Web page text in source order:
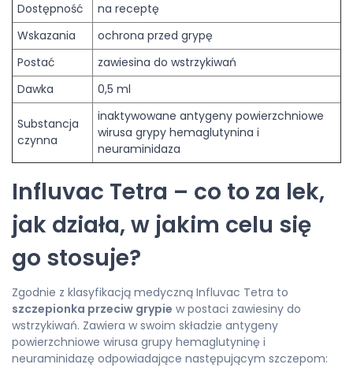
Dostępność
na receptę
Wskazania
ochrona przed grypę
Postać
zawiesina do wstrzykiwań
Dawka
0,5 ml
Substancja
czynna
inaktywowane antygeny powierzchniowe
wirusa grypy hemaglutynina i
neuraminidaza
Influvac Tetra – co to za lek,
jak działa, w jakim celu się
go stosuje?
Zgodnie z klasyfikacją medyczną Influvac Tetra to
szczepionka przeciw grypie w postaci zawiesiny do
wstrzykiwań. Zawiera w swoim składzie antygeny
powierzchniowe wirusa grupy hemaglutyninę i
neuraminidazę odpowiadające następującym szczepom: